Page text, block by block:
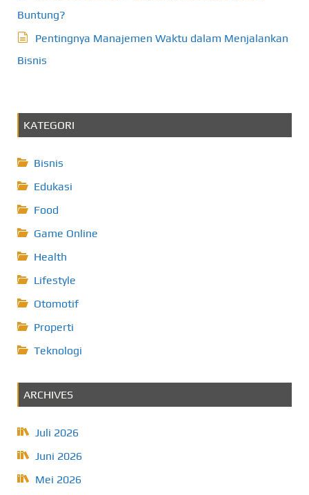
Buntung?
Pentingnya Manajemen Waktu dalam Menjalankan
Bisnis
KATEGORI
Bisnis
Edukasi
Food
Game Online
Health
Lifestyle
Otomotif
Properti
Teknologi
ARCHIVES
Juli 2026
Juni 2026
Mei 2026